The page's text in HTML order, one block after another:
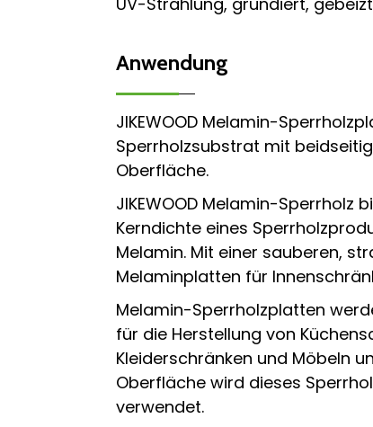
Anwendung
JIKEWOOD Melamin-
Sperrholzsubstrat mit
Oberfläche.
JIKEWOOD Melamin-
Kerndichte eines
Melamin. Mit einer sauberen,
Melaminplatten für
Melamin-Sperrholzplatten
für die Herstellung von
Kleiderschränken und Möbeln
Oberfläche wird dieses
verwendet.